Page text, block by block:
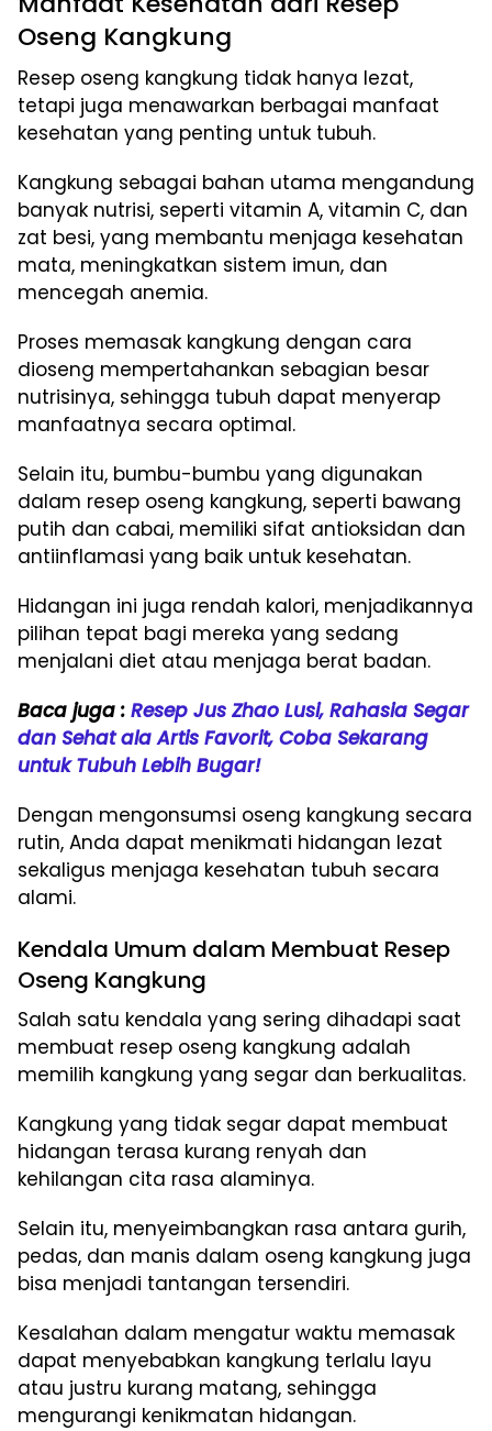
Oseng Kangkung
Resep oseng kangkung tidak hanya lezat,
tetapi juga menawarkan berbagai manfaat
kesehatan yang penting untuk tubuh.
Kangkung sebagai bahan utama mengandung
banyak nutrisi, seperti vitamin A, vitamin C, dan
zat besi, yang membantu menjaga kesehatan
mata, meningkatkan sistem imun, dan
mencegah anemia.
Proses memasak kangkung dengan cara
dioseng mempertahankan sebagian besar
nutrisinya, sehingga tubuh dapat menyerap
manfaatnya secara optimal.
Selain itu, bumbu-bumbu yang digunakan
dalam resep oseng kangkung, seperti bawang
putih dan cabai, memiliki sifat antioksidan dan
antiinflamasi yang baik untuk kesehatan.
Hidangan ini juga rendah kalori, menjadikannya
pilihan tepat bagi mereka yang sedang
menjalani diet atau menjaga berat badan.
Baca juga : Resep Jus Zhao Lusi, Rahasia Segar
dan Sehat ala Artis Favorit, Coba Sekarang
untuk Tubuh Lebih Bugar!
Dengan mengonsumsi oseng kangkung secara
rutin, Anda dapat menikmati hidangan lezat
sekaligus menjaga kesehatan tubuh secara
alami.
Kendala Umum dalam Membuat Resep
Oseng Kangkung
Salah satu kendala yang sering dihadapi saat
membuat resep oseng kangkung adalah
memilih kangkung yang segar dan berkualitas.
Kangkung yang tidak segar dapat membuat
hidangan terasa kurang renyah dan
kehilangan cita rasa alaminya.
Selain itu, menyeimbangkan rasa antara gurih,
pedas, dan manis dalam oseng kangkung juga
bisa menjadi tantangan tersendiri.
Kesalahan dalam mengatur waktu memasak
dapat menyebabkan kangkung terlalu layu
atau justru kurang matang, sehingga
mengurangi kenikmatan hidangan.